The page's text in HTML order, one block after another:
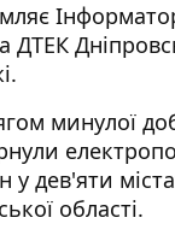
ДТЕК
.
минулої
у дев'яти
області.